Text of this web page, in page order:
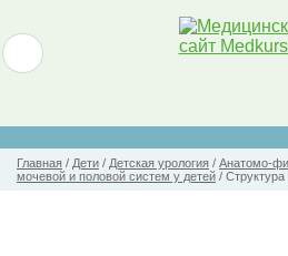
Главная / Дети / Детская урология / Анатомо-
мочевой и половой систем у детей / Структура